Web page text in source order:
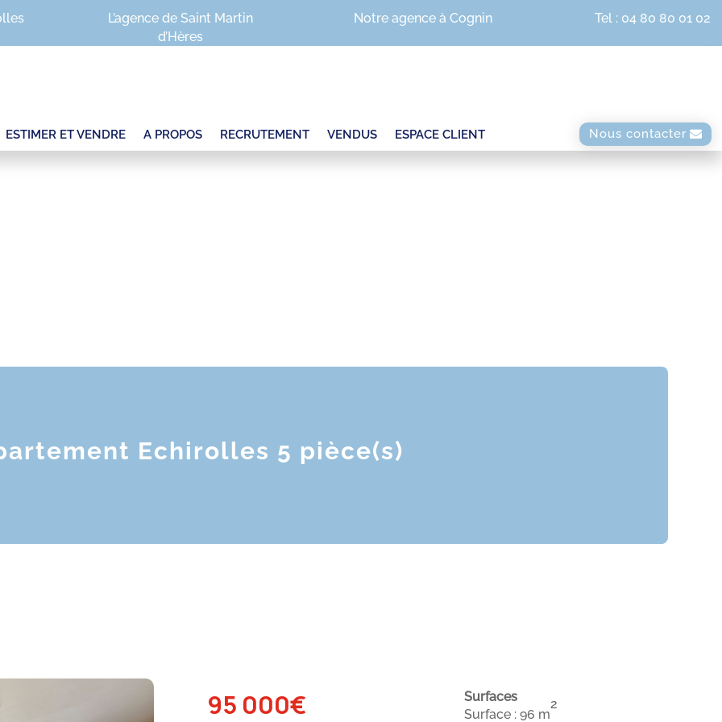
L’agence de Saint Martin
d’Hères
Notre agence à Cognin Tel : 04 80 80 01 02
ESTIMER ET VENDRE A PROPOS RECRUTEMENT VENDUS ESPACE CLIENT Nous contacter
Echirolles 5 pièce(s)
95 000€
Surfaces
Surface : 96 m
2